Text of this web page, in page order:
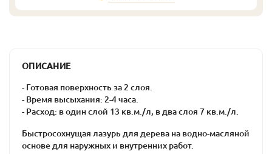
ОПИСАНИЕ
- Готовая поверхность за 2 слоя.
- Время высыхания: 2-4 часа.
- Расход: в один слой 13 кв.м./л, в два слоя 7 кв.м./л.
Быстросохнущая лазурь для дерева на водно-масляной
основе для наружных и внутренних работ.